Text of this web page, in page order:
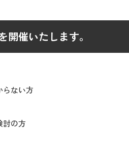
催いたします。
らない方
討の方